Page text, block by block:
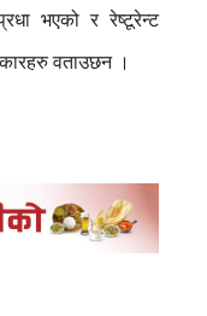
भएको र रेष्टूरेन्ट
वताउछन ।